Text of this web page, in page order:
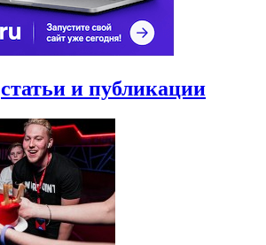
статьи и публикации